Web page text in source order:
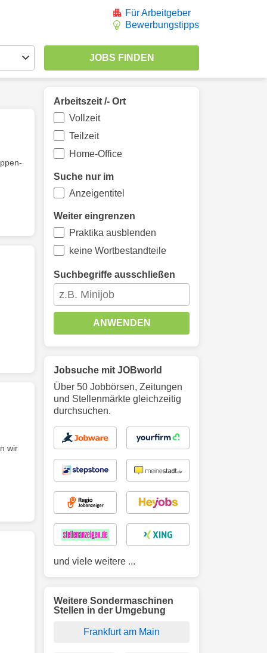
Für Arbeitgeber
Bewerbungstipps
wir
Arbeitszeit /- Ort
Vollzeit
Teilzeit
Home-Office
Suche nur im
Anzeigentitel
Weiter eingrenzen
Praktika ausblenden
keine Wortbestandteile
Suchbegriffe ausschließen
ANWENDEN
Jobsuche mit JOBworld
Über 50 Jobbörsen, Zeitungen
und Stellenmärkte gleichzeitig
durchsuchen.
und viele weitere ...
Weitere Sondermaschinen
Stellen in der Umgebung
Frankfurt am Main